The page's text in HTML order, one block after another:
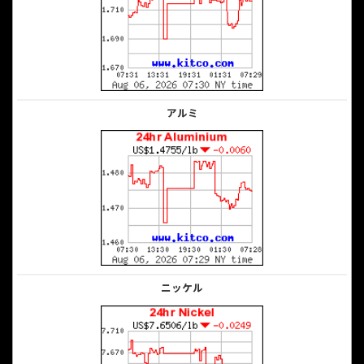
アルミ
ニッケル